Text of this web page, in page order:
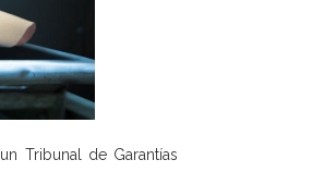
Tribunal de Garantías